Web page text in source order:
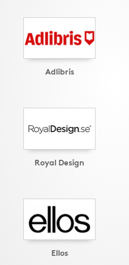
Adlibris
Royal Design
Ellos